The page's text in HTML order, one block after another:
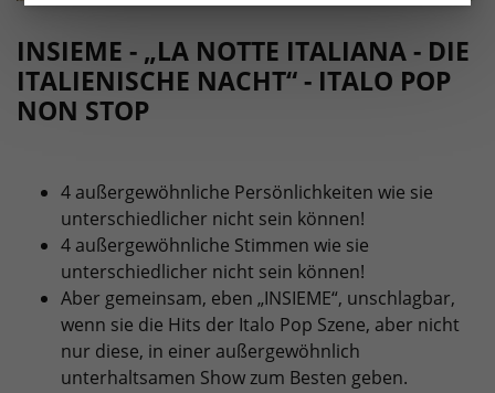
INSIEME - „LA NOTTE ITALIANA - DIE
ITALIENISCHE NACHT“ - ITALO POP
NON STOP
4 außergewöhnliche Persönlichkeiten wie sie
unterschiedlicher nicht sein können!
4 außergewöhnliche Stimmen wie sie
unterschiedlicher nicht sein können!
Aber gemeinsam, eben „INSIEME“, unschlagbar,
wenn sie die Hits der Italo Pop Szene, aber nicht
nur diese, in einer außergewöhnlich
unterhaltsamen Show zum Besten geben.